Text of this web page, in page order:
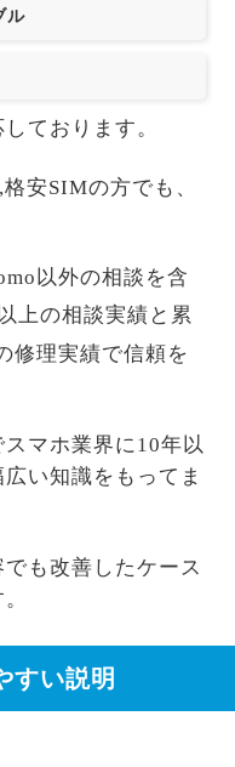
ル
ております。
安SIMの方でも、
以外の相談を含
上の相談実績と累
修理実績で信頼を
マホ業界に10年以
い知識をもってま
も改善したケース
すい説明